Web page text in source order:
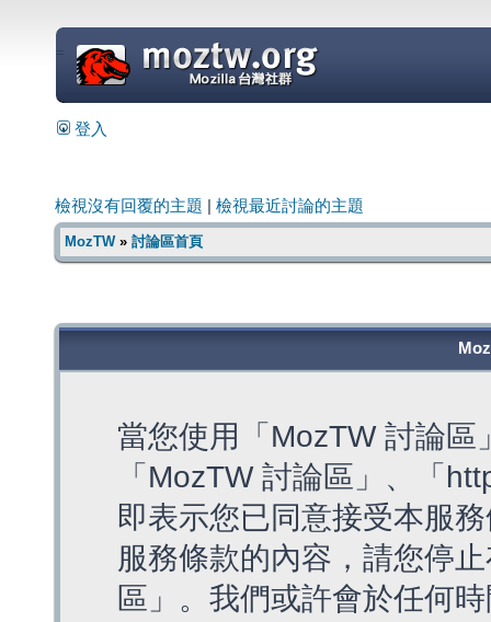
=
登入
檢視沒有回覆的主題 檢視最近討論的主題
MozTW» 討論區首頁
當您使用「MozTW 討論
「MozTW 討論區」、「
即表示您已同意接受本服
服務條款的內容，請您停
區」。我們或許會於任何